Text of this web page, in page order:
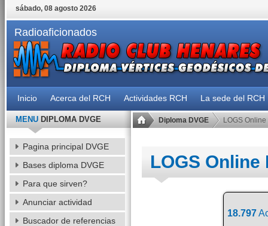
sábado, 08 agosto 2026
Radioaficionados
Inicio Acerca del RCH Actividades RCH La sede del RCH
Diploma DVGE LOGS Online
LOGS Online
18.797
MENUDIPLOMA DVGE
Pagina principal DVGE
Bases diploma DVGE
Para que sirven?
Anunciar actividad
Buscador de referencias